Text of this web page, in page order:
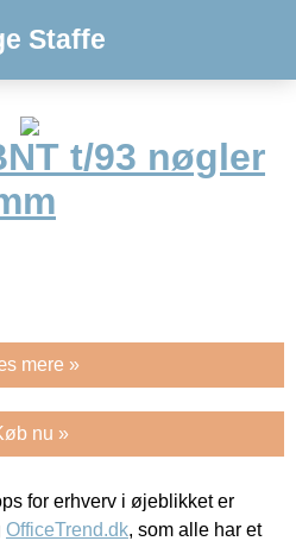
Staffe
t/93 nøgler
mere »
nu »
for erhverv i øjeblikket er
OfficeTrend.dk, som alle har et